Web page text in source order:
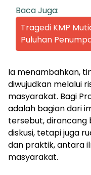
Baca Juga:
Tragedi KMP
Puluhan
Ia menambahkan,
diwujudkan melalui
masyarakat. Bagi
adalah bagian dari
tersebut, dirancang
diskusi, tetapi juga
dan praktik, antara
masyarakat.